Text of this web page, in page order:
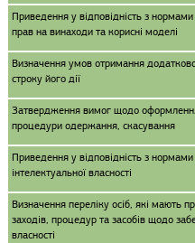
Приведення у відповідність з
прав на винаходи та корисні моделі
Визначення умов отримання
строку його дії
Затвердження вимог щодо
процедури одержання, скасування
Приведення у відповідність з
інтелектуальної власності
Визначення переліку осіб, які мають
заходів, процедур та засобів щодо
власності